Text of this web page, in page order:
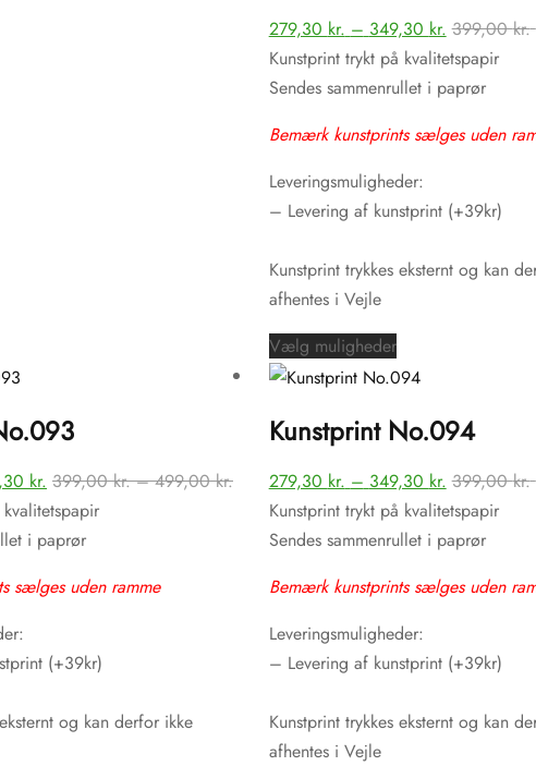
279,30 kr. – 349,30 kr.Prisinterval:
279,30 kr.
til
399,00kr.
Kunstprint trykt på kvalitetspapir
Sendes sammenrullet i paprør
Bemærk kunstprints sælges uden
Leveringsmuligheder:
– Levering af kunstprint (+39kr)
Kunstprint trykkes eksternt og kan
afhentes i Vejle
Vælg mulighederDette
vare
flere
Mulighederne
kan
vælges
på
kr. Prisinterval:
279,30 kr.
til
399,00kr. – 499,00kr.Prisinterval:
399,00 kr.
i paprør
sælges uden ramme
(+39kr)
og kan derfor ikke
Kunstprint No.094
279,30 kr. – 349,30 kr.Prisinterval:
279,30 kr.
til
399,00kr.
Kunstprint trykt på kvalitetspapir
Sendes sammenrullet i paprør
Bemærk kunstprints sælges uden
Leveringsmuligheder:
– Levering af kunstprint (+39kr)
Kunstprint trykkes eksternt og kan
afhentes i Vejle